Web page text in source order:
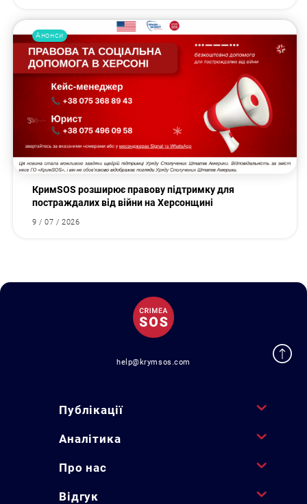
Анонси
КримSOS розширює правову підтримку для
постраждалих від війни на Херсонщині
9 / 07 / 2026
help@krymsos.com
Публікації
Аналітика
Про нас
Відгук